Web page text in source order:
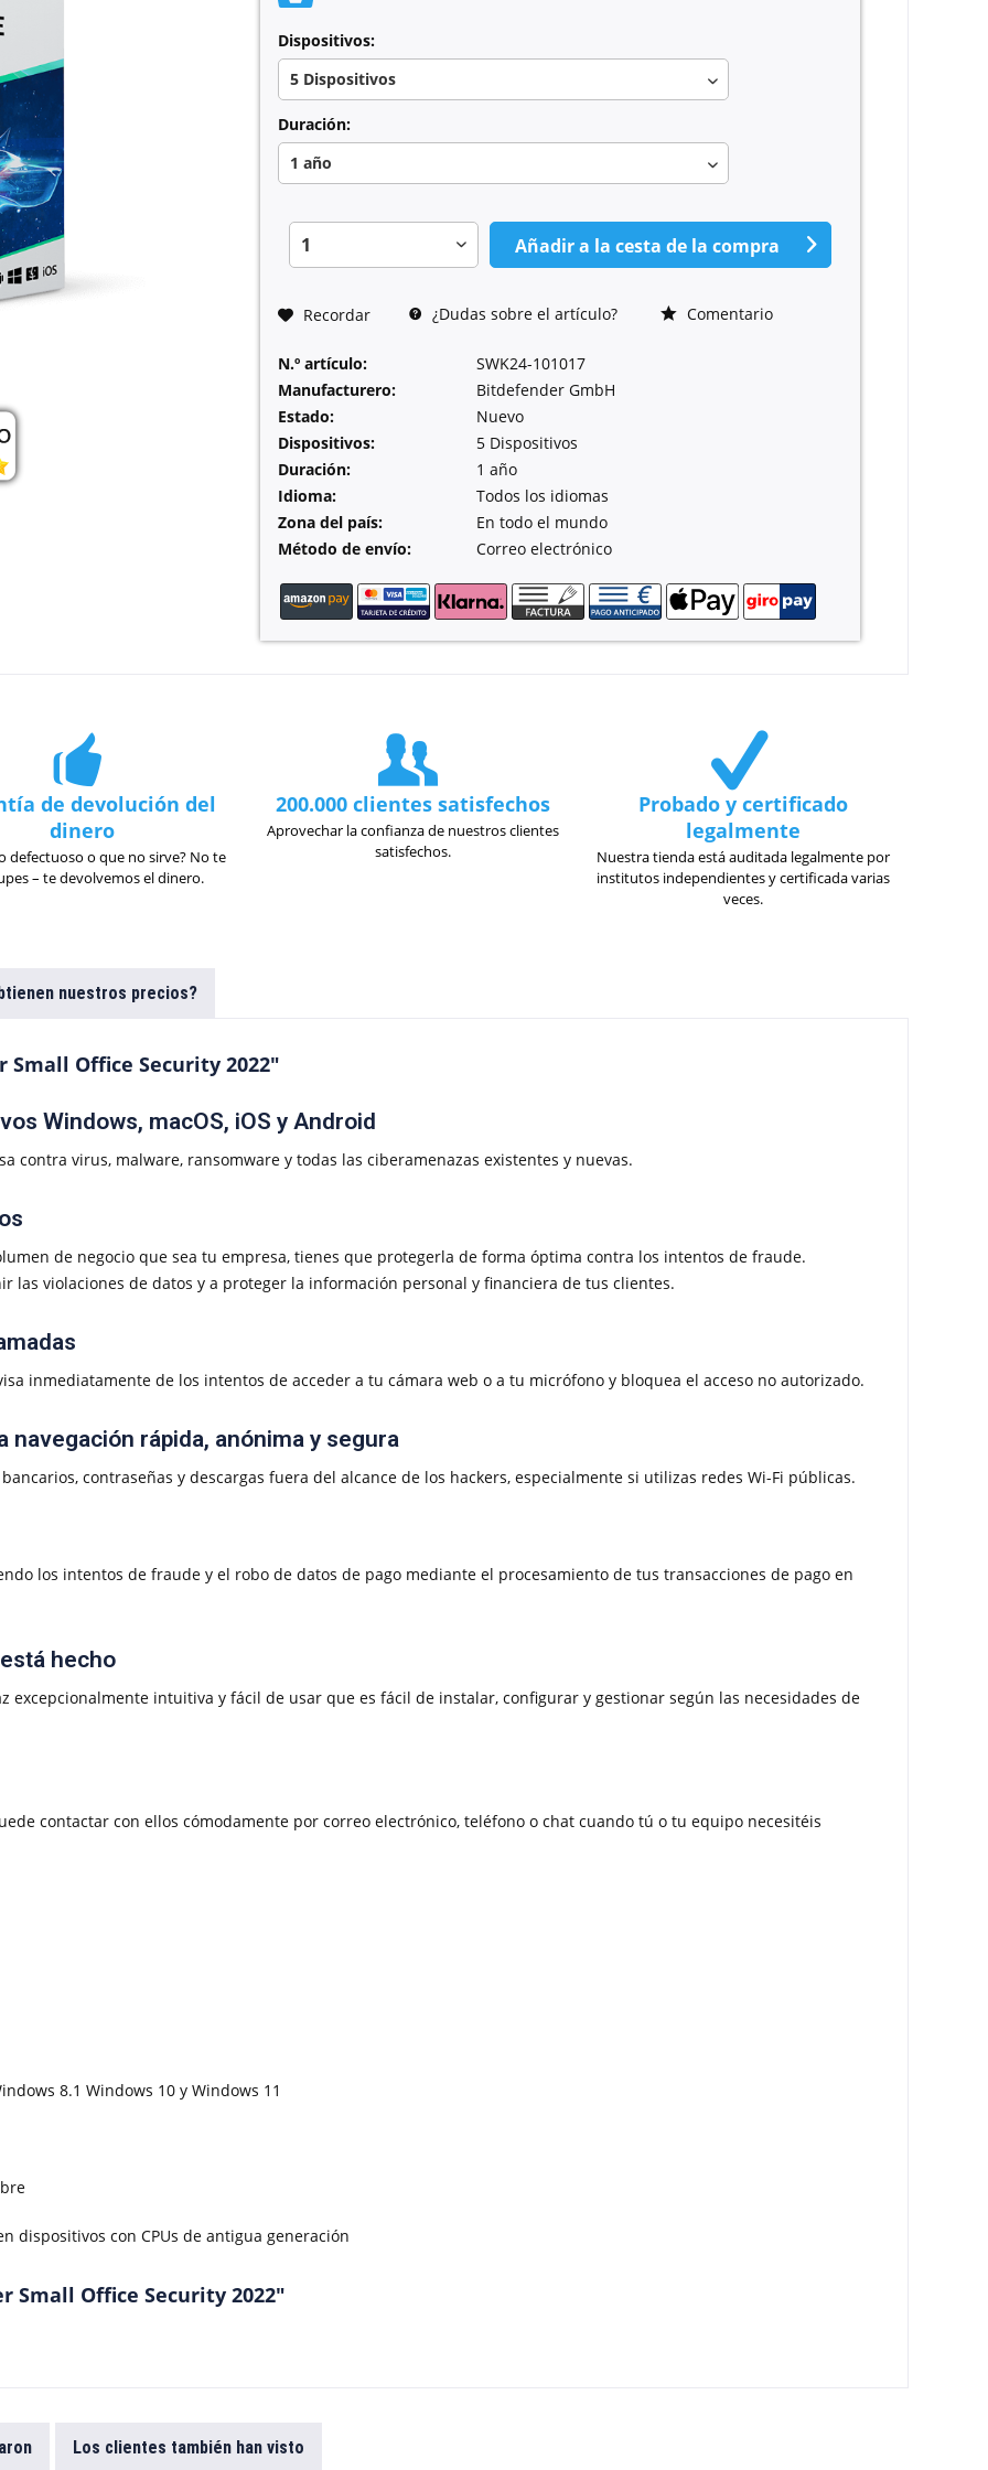
Dispositivos:
Duración:
Añadir a la cesta de la compra
Recordar ¿Dudas sobre el artículo? Comentario
N.º artículo:
SWK24-101017
Manufacturero:
Bitdefender GmbH
Estado:
Nuevo
Dispositivos:
5 Dispositivos
Duración:
1 año
Idioma:
Todos los idiomas
Zona del país:
En todo el mundo
Método de envío:
Correo electrónico
de devolución del
dinero
defectuoso o que no sirve? No te
– te devolvemos el dinero.
200.000 clientes satisfechos
Aprovechar la confianza de nuestros clientes
satisfechos.
Probado y certificado
legalmente
Nuestra tienda está auditada legalmente por
institutos independientes y certificada varias
veces.
nuestros precios?
Office Security 2022"
Windows, macOS, iOS y Android
contra virus, malware, ransomware y todas las ciberamenazas existentes y nuevas.
de negocio que sea tu empresa, tienes que protegerla de forma óptima contra los intentos de fraude.
las violaciones de datos y a proteger la información personal y financiera de tus clientes.
inmediatamente de los intentos de acceder a tu cámara web o a tu micrófono y bloquea el acceso no autorizado.
navegación rápida, anónima y segura
contraseñas y descargas fuera del alcance de los hackers, especialmente si utilizas redes Wi-Fi públicas.
los intentos de fraude y el robo de datos de pago mediante el procesamiento de tus transacciones de pago en
hecho
excepcionalmente intuitiva y fácil de usar que es fácil de instalar, configurar y gestionar según las necesidades de
contactar con ellos cómodamente por correo electrónico, teléfono o chat cuando tú o tu equipo necesitéis
8.1 Windows 10 y Windows 11
dispositivos con CPUs de antigua generación
Small Office Security 2022"
Los clientes también han visto